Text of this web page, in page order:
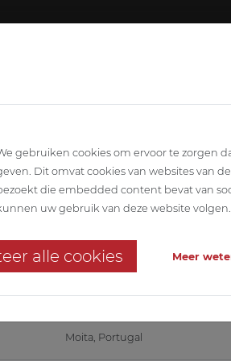
actief in
in Moita,
Aldi Portugal Supermercados
Moita, Portugal
gebruiken cookies om ervoor te zorgen
Dit omvat cookies van websites van
die embedded content bevat van
uw gebruik van deze website volgen.
alle cookies Meer